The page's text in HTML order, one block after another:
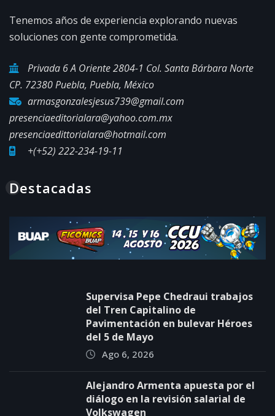
Tenemos años de experiencia explorando nuevas
soluciones con gente comprometida.
Privada 6 A Oriente 2804-1 Col. Santa Bárbara Norte
CP. 72380 Puebla, Puebla, México
armasgonzalesjesus739@gmail.com
presenciaeditorialara@yahoo.com.mx
presenciaedittorialara@hotmail.com
+(+52) 222-234-19-11
Destacadas
Supervisa Pepe Chedraui trabajos
del Tren Capitalino de
Pavimentación en bulevar Héroes
del 5 de Mayo
Ago 6, 2026
Alejandro Armenta apuesta por el
diálogo en la revisión salarial de
Volkswagen